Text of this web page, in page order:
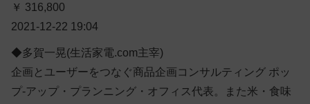
￥ 316,800
2021-12-22 19:04
◆多賀一晃(生活家電.com主宰)
企画とユーザーをつなぐ商品企画コンサルティング ポッ
プ-アップ・プランニング・オフィス代表。また米・食味